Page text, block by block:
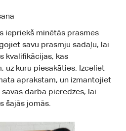
iepriekš minētās prasmes
savu prasmju sadaļu, lai
kvalifikācijas, kas
uz kuru piesakāties. Izceliet
aprakstam, un izmantojiet
darba pieredzes, lai
šajās jomās.